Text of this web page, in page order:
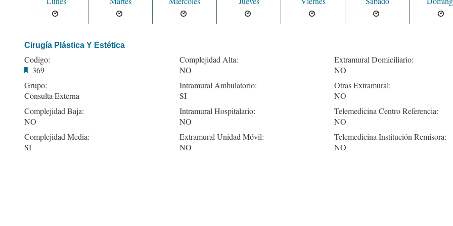
Cirugía Plástica Y Estética
Codigo:
369
Grupo:
Consulta Externa
Complejidad Baja:
NO
Complejidad Media:
SI
Complejidad Alta:
NO
Intramural Ambulatorio:
SI
Intramural Hospitalario:
NO
Extramural Unidad Móvil:
NO
Extramural Domiciliario:
NO
Otras Extramural:
NO
Telemedicina Centro Referencia:
NO
Telemedicina Institución Remisora:
NO